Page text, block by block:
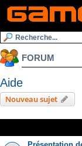
FORUM
Aide
Nouveau sujet